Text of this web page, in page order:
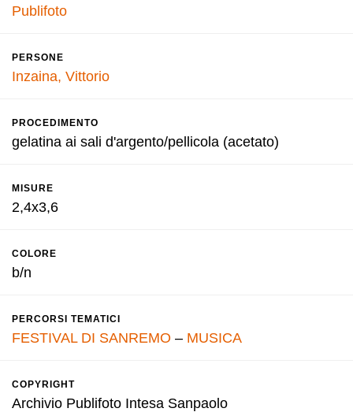
Publifoto
PERSONE
Inzaina, Vittorio
PROCEDIMENTO
gelatina ai sali d'argento/pellicola (acetato)
MISURE
2,4x3,6
COLORE
b/n
PERCORSI TEMATICI
FESTIVAL DI SANREMO – MUSICA
COPYRIGHT
Archivio Publifoto Intesa Sanpaolo